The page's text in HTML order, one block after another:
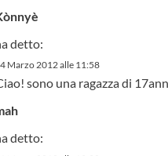
detto:
Marzo 2012 alle 11:58
sono una ragazza di
detto: